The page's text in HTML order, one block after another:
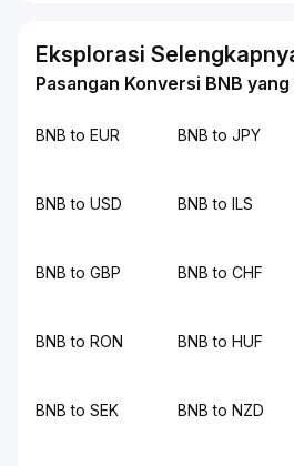
Eksplorasi
Pasangan Konversi BNB
BNB to EUR BNB to JPY
BNB to USD BNB to ILS
BNB to GBP BNB to CHF
BNB to RON BNB to HUF
BNB to SEK BNB to NZD